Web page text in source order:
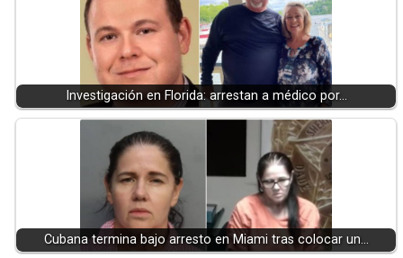
Investigación en Florida: arrestan a médico por…
Cubana termina bajo arresto en Miami tras colocar un…